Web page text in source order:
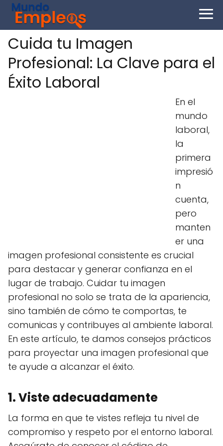
Cuida tu Imagen
Profesional: La Clave para el
Éxito Laboral
En el
mundo
laboral,
la
primera
impresió
n
cuenta,
pero
manten
er una
imagen profesional consistente es crucial
para destacar y generar confianza en el
lugar de trabajo. Cuidar tu imagen
profesional no solo se trata de la apariencia,
sino también de cómo te comportas, te
comunicas y contribuyes al ambiente laboral.
En este artículo, te damos consejos prácticos
para proyectar una imagen profesional que
te ayude a alcanzar el éxito.
1. Viste adecuadamente
La forma en que te vistes refleja tu nivel de
compromiso y respeto por el entorno laboral.